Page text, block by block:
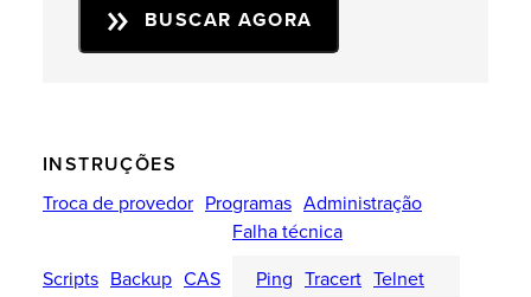
BUSCAR AGORA
INSTRUÇÕES
Troca de provedor Programas Administração
Scripts Backup CAS
Falha técnica
Ping Tracert Telnet